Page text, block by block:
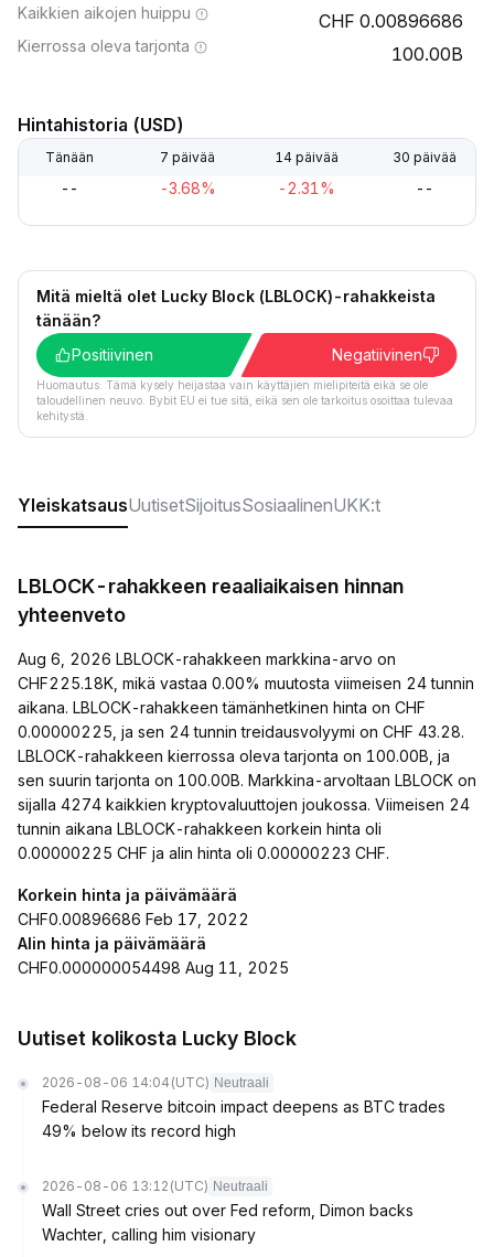
Kaikkien aikojen huippu 0.00896686
Kierrossa oleva tarjonta 100.00B
Hintahistoria (USD)
Tänään 7 päivää 14 päivää 30 päivää
-- -3.68% -2.31% --
Mitä mieltä olet Lucky Block (LBLOCK)-rahakkeista
tänään?
Positiivinen
Negatiivinen
Huomautus: Tämä kysely heijastaa vain käyttäjien mielipiteitä eikä se ole
taloudellinen neuvo. Bybit EU ei tue sitä, eikä sen ole tarkoitus osoittaa tulevaa
kehitystä.
YleiskatsausUutisetSijoitusSosiaalinenUKK:t
LBLOCK-rahakkeen reaaliaikaisen hinnan
yhteenveto
Aug 6, 2026 LBLOCK-rahakkeen markkina-arvo on
CHF225.18K, mikä vastaa 0.00% muutosta viimeisen 24 tunnin
aikana. LBLOCK-rahakkeen tämänhetkinen hinta on CHF
0.00000225, ja sen 24 tunnin treidausvolyymi on CHF 43.28.
LBLOCK-rahakkeen kierrossa oleva tarjonta on 100.00B, ja
sen suurin tarjonta on 100.00B. Markkina-arvoltaan LBLOCK on
sijalla 4274 kaikkien kryptovaluuttojen joukossa. Viimeisen 24
tunnin aikana LBLOCK-rahakkeen korkein hinta oli
0.00000225 CHF ja alin hinta oli 0.00000223 CHF.
Korkein hinta ja päivämäärä
CHF0.00896686 Feb 17, 2022
Alin hinta ja päivämäärä
CHF0.000000054498 Aug 11, 2025
Uutiset kolikosta Lucky Block
2026-08-06 14:04 (UTC) Neutraali
Federal Reserve bitcoin impact deepens as BTC trades
49% below its record high
2026-08-06 13:12 (UTC) Neutraali
Wall Street cries out over Fed reform, Dimon backs
Wachter, calling him visionary